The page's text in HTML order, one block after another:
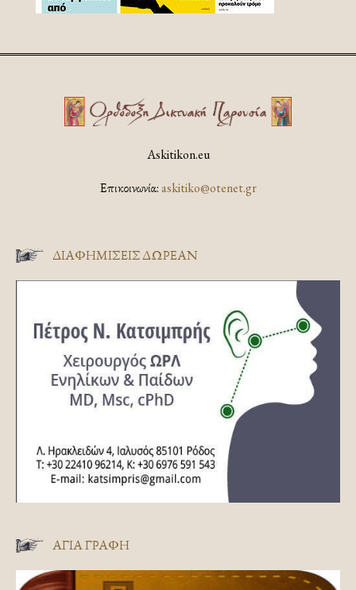
Askitikon.eu
Επικοινωνία:askitiko@otenet.gr
ΔΙΑΦΗΜΊΣΕΙΣ ΔΩΡΕΆΝ
ΑΓΊΑ ΓΡΑΦΉ